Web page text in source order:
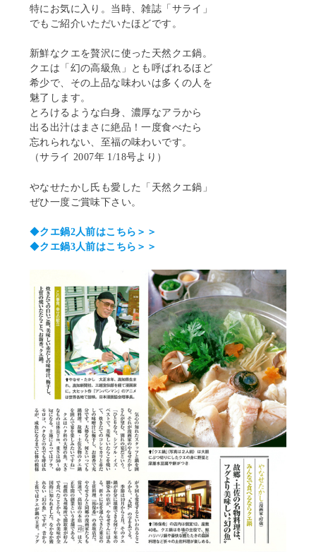
特にお気に入り。当時、雑誌「サライ」
でもご紹介いただいたほどです。
新鮮なクエを贅沢に使った天然クエ鍋。
クエは「幻の高級魚」とも呼ばれるほど
希少で、その上品な味わいは多くの人を
魅了します。
とろけるような白身、濃厚なアラから
出る出汁はまさに絶品！一度食べたら
忘れられない、至福の味わいです。
（サライ 2007年 1/18号より）
やなせたかし氏も愛した「天然クエ鍋」
ぜひ一度ご賞味下さい。
◆クエ鍋2人前はこちら＞＞
◆クエ鍋3人前はこちら＞＞